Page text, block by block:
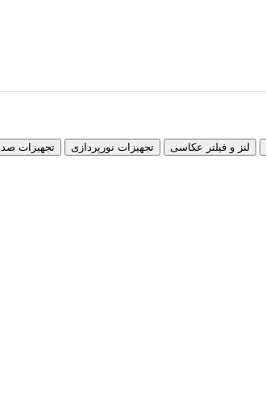
لنز و فیلتر عکاسی تجهیزات نورپردازی تجهیزات صدا